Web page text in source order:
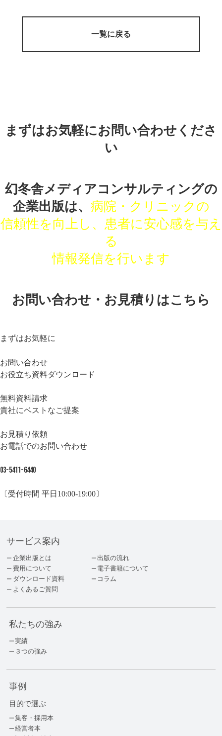
一覧に戻る
まずはお気軽にお問い合わせくださ
い
幻冬舎メディアコンサルティングの
企業出版は、 病院・クリニックの
信頼性を向上し、患者に安心感を与え
る
情報発信を行います
お問い合わせ・お見積りはこちら
まずはお気軽に
お問い合わせ
お役立ち資料ダウンロード
無料資料請求
貴社にベストなご提案
お見積り依頼
お電話でのお問い合わせ
03-5411-6440
〔受付時間 平日10:00-19:00〕
サービス案内
企業出版とは
出版の流れ
費用について
電子書籍について
ダウンロード資料
コラム
よくあるご質問
私たちの強み
実績
３つの強み
事例
目的で選ぶ
集客・採用本
経営者本